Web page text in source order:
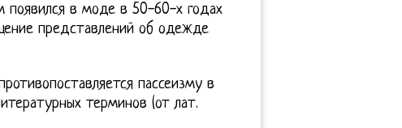
в моде в 50-60-х годах
представлений об одежде
пассеизму в
терминов (от лат.